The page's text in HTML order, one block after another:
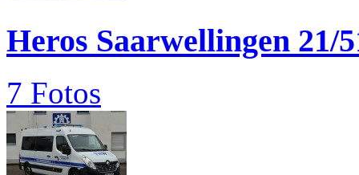
Heros Saarwellingen 21/
7 Fotos